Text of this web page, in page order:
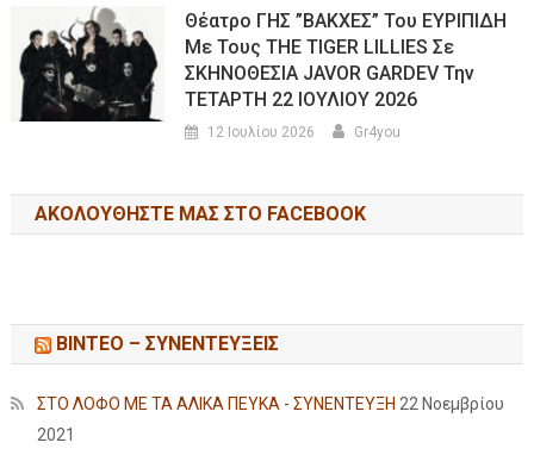
Θέατρο ΓΗΣ ”ΒΑΚΧΕΣ” Του ΕΥΡΙΠΙΔΗ
Με Τους THE TIGER LILLIES Σε
ΣΚΗΝΟΘΕΣΙΑ JAVOR GARDEV Την
ΤΕΤΑΡΤΗ 22 ΙΟΥΛΙΟΥ 2026
12 Ιουλίου 2026 Gr4you
ΑΚΟΛΟΥΘΉΣΤΕ ΜΑΣ ΣΤΟ FACEBOOK
ΒΙΝΤΕΟ – ΣΥΝΕΝΤΕΥΞΕΙΣ
ΣΤΟ ΛΟΦΟ ΜΕ ΤΑ ΑΛΙΚΑ ΠΕΥΚΑ - ΣΥΝΕΝΤΕΥΞΗ 22 Νοεμβρίου
2021